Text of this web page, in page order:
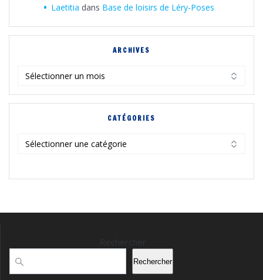
Laetitia dans Base de loisirs de Léry-Poses
ARCHIVES
CATÉGORIES
Rechercher